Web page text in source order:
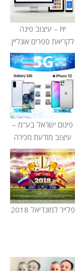
יויו – עיצוב פינה
לקריאת ספרים אונליין
פינום ישראל בע"מ –
עיצוב מודעת מכירה
פלייר למונדיאל 2018